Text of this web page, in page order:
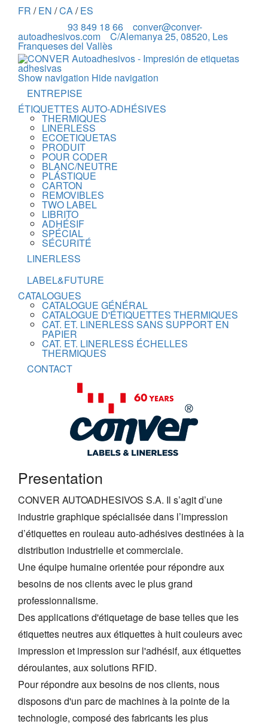
FR /EN /CA/ES
93 849 18 66
conver@conver-
autoadhesivos.com C/Alemanya 25, 08520, Les
Franqueses del Vallès
Show navigation Hide navigation
ENTREPISE
ÉTIQUETTES AUTO-ADHÉSIVES
THERMIQUES
LINERLESS
ECOETIQUETAS
PRODUIT
POUR CODER
BLANC/NEUTRE
PLÁSTIQUE
CARTON
REMOVIBLES
TWO LABEL
LIBRITO
ADHÉSIF
SPÉCIAL
SÉCURITÉ
LINERLESS
LABEL&FUTURE
CATALOGUES
CATALOGUE GÉNÉRAL
CATALOGUE D'ÉTIQUETTES THERMIQUES
CAT. ET. LINERLESS SANS SUPPORT EN
PAPIER
CAT. ET. LINERLESS ÉCHELLES
THERMIQUES
CONTACT
Presentation
CONVER AUTOADHESIVOS S.A. Il s’agit d’une
industrie graphique spécialisée dans l’impression
d’étiquettes en rouleau auto-adhésives destinées à la
distribution industrielle et commerciale.
Une équipe humaine orientée pour répondre aux
besoins de nos clients avec le plus grand
professionnalisme.
Des applications d'étiquetage de base telles que les
étiquettes neutres aux étiquettes à huit couleurs avec
impression et impression sur l'adhésif, aux étiquettes
déroulantes, aux solutions RFID.
Pour répondre aux besoins de nos clients, nous
disposons d'un parc de machines à la pointe de la
technologie, composé des fabricants les plus